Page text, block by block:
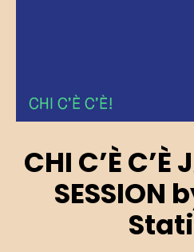
CHI C’È C’È
SESSION